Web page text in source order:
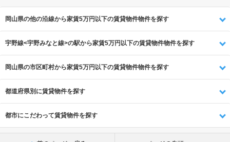
岡山県の他の沿線から家賃5万円以下の賃貸物件物件を探す
宇野線<宇野みなと線>の駅から家賃5万円以下の賃貸物件物件を探す
岡山県の市区町村から家賃5万円以下の賃貸物件物件を探す
都道府県別に賃貸物件を探す
都市にこだわって賃貸物件を探す